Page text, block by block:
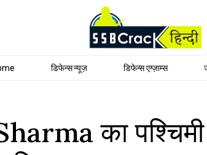
डिफेन्स न्यूज़ डिफेन्स एग्ज़ाम्स
का पश्चिमी